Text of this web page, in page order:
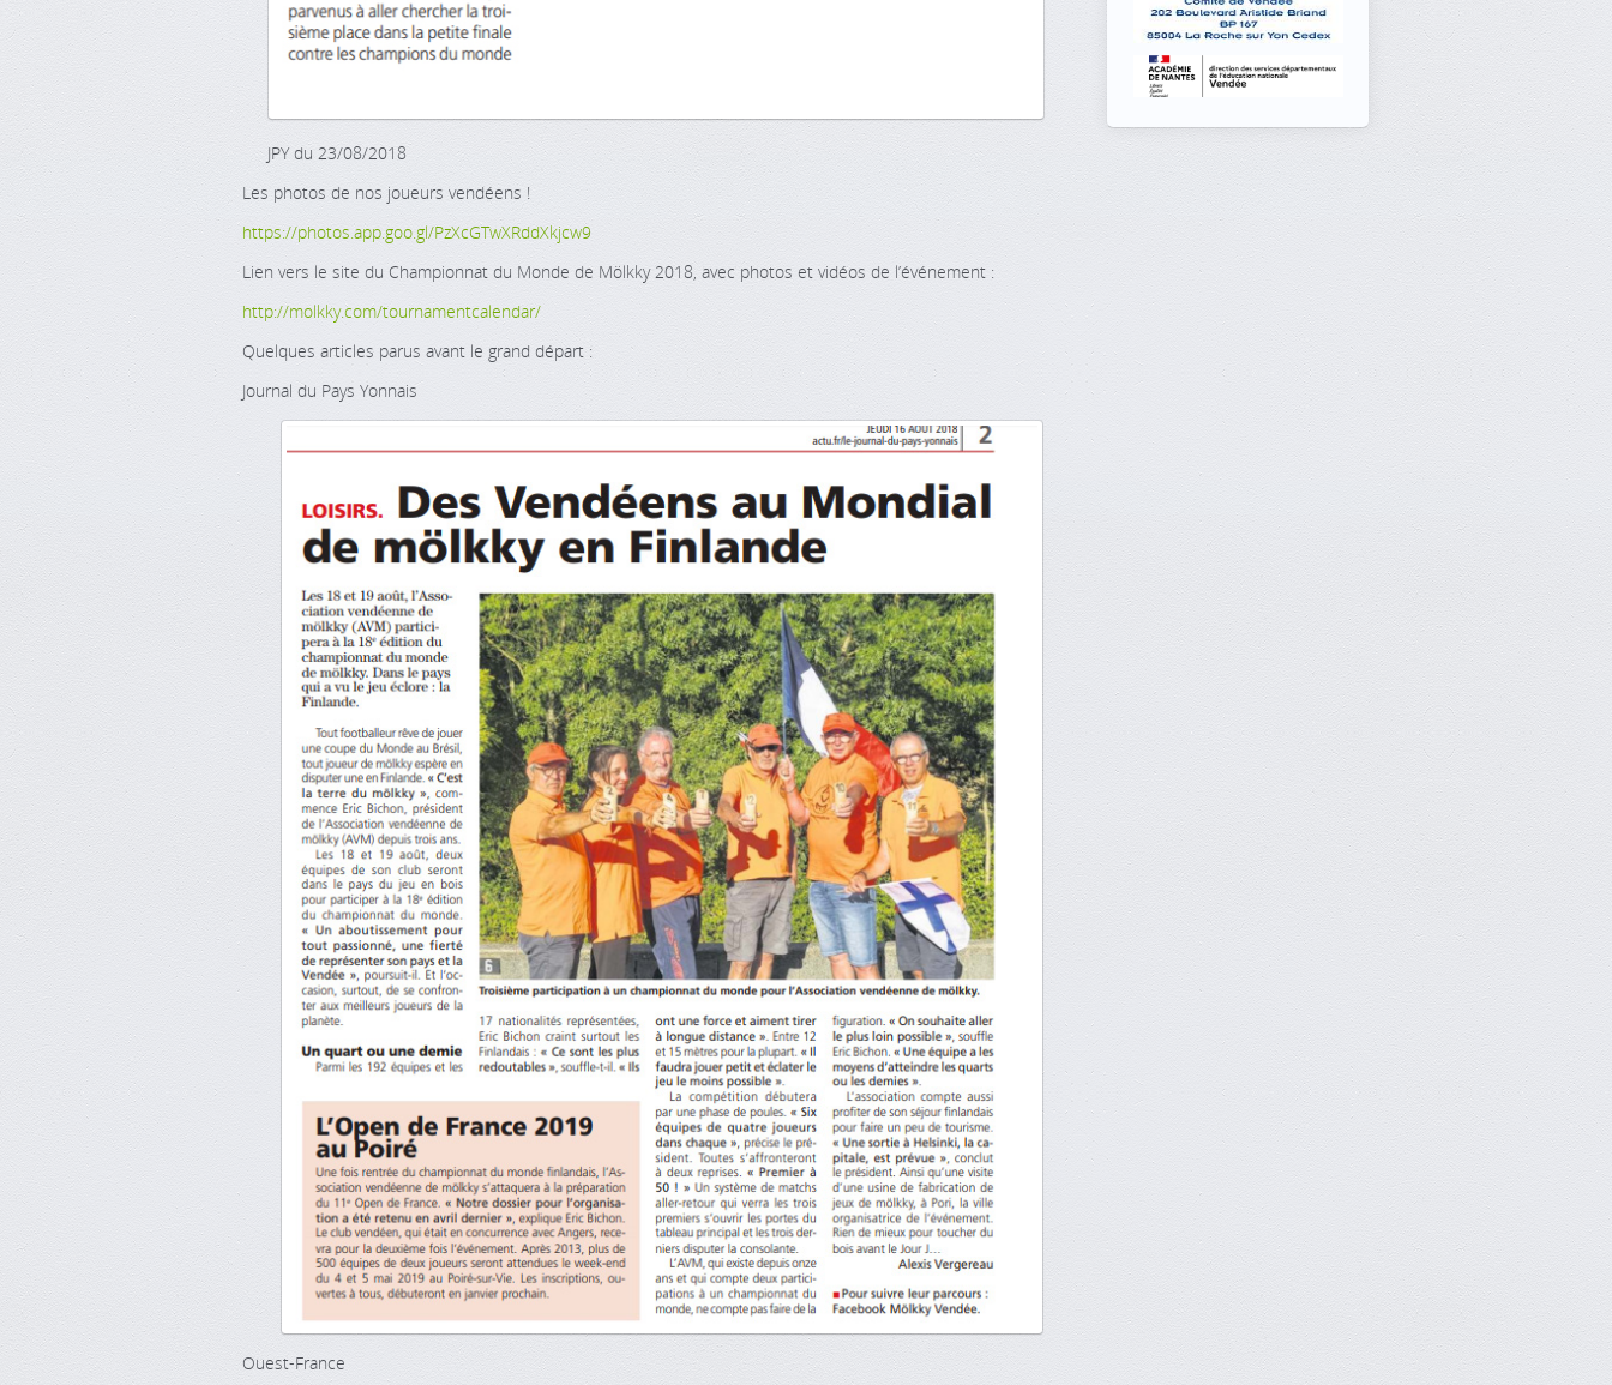
JPY du 23/08/2018
Les photos de nos joueurs vendéens !
https://photos.app.goo.gl/PzXcGTwXRddXkjcw9
Lien vers le site du Championnat du Monde de Mölkky 2018, avec photos et vidéos de l’événement :
http://molkky.com/tournamentcalendar/
Quelques articles parus avant le grand départ :
Journal du Pays Yonnais
Ouest-France